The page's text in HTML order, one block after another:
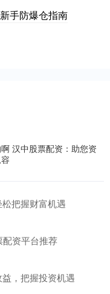
手防爆仓指南
汉中股票配资：助您资
把握财富机遇
资平台推荐
，把握投资机遇